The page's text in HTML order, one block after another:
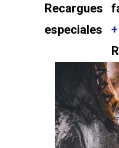
Recargues
especiales
+